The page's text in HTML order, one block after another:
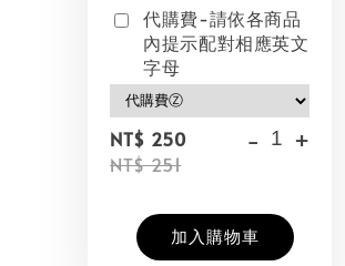
代購費-請依各商品
內提示配對相應英文
字母
NT$ 250
NT$ 251
- +
加入購物車